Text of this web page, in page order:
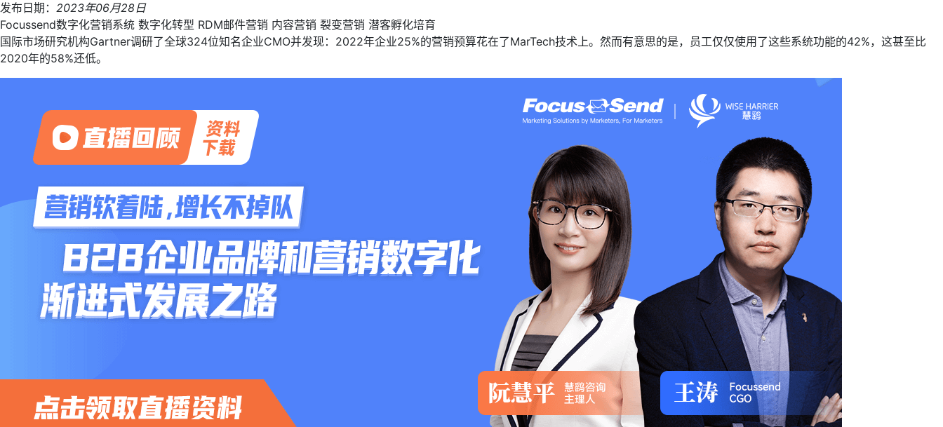
发布日期： 2023年06月28日
Focussend数字化营销系统 数字化转型 RDM邮件营销 内容营销 裂变营销 潜客孵化培育
国际市场研究机构Gartner调研了全球324位知名企业CMO并发现：2022年企业25%的营销预算花在了MarTech技术上。然而有意思的是，员工仅仅使用了这些系统功能的42%，这甚至比
2020年的58%还低。